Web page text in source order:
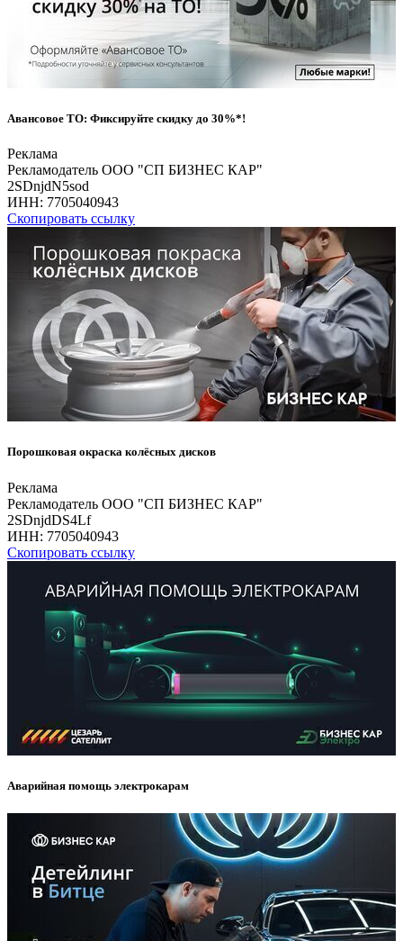
Авансовое ТО: Фиксируйте скидку до 30%*!
Реклама
Рекламодатель ООО "СП БИЗНЕС КАР"
2SDnjdN5sod
ИНН: 7705040943
Скопировать ссылку
Порошковая окраска колёсных дисков
Реклама
Рекламодатель ООО "СП БИЗНЕС КАР"
2SDnjdDS4Lf
ИНН: 7705040943
Скопировать ссылку
Аварийная помощь электрокарам